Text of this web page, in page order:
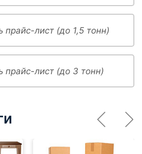
прайс-лист (до 1,5 тонн)
прайс-лист (до 3 тонн)